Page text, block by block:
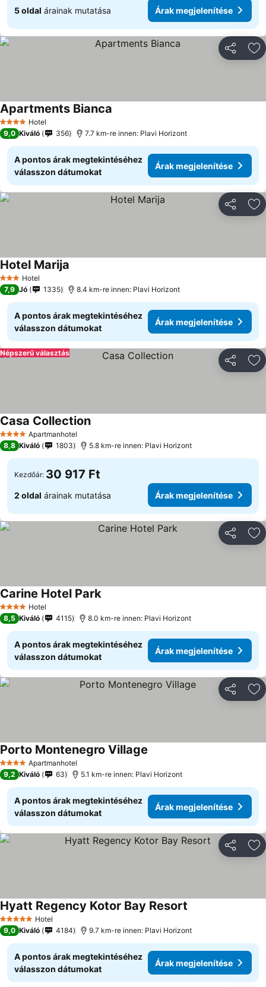
5 oldal árainak mutatása Árak megjelenítése
4 KategóriaHotel
Apartments Bianca
9,0 Kiváló 356 7.7 km-re innen: Plavi Horizont
A pontos árak megtekintéséhez
válasszon dátumokat
Árak megjelenítése
3 Kategória
Hotel
Hotel Marija
7,9 Jó 1335 8.4 km-re innen: Plavi Horizont
A pontos árak megtekintéséhez
válasszon dátumokat
Árak megjelenítése
Népszerű választás
4 KategóriaApartmanhotel
Casa CollectionÁrak megjelenítése
8,8 Kiváló 1803 5.8 km-re innen: Plavi Horizont
Kezdőár: 30 917 Ft
2 oldal árainak mutatása Árak megjelenítése
4 KategóriaHotel
Carine Hotel ParkÁrak megjelenítése
8,5 Kiváló 4115 8.0 km-re innen: Plavi Horizont
A pontos árak megtekintéséhez
válasszon dátumokat
Árak megjelenítése
4 KategóriaApartmanhotel
Porto Montenegro Village
9,2 Kiváló 63 5.1 km-re innen: Plavi Horizont
A pontos árak megtekintéséhez
válasszon dátumokat
Árak megjelenítése
5 KategóriaHotel
Hyatt Regency Kotor Bay Resort
9,0 Kiváló 4184 9.7 km-re innen: Plavi Horizont
A pontos árak megtekintéséhez
válasszon dátumokat
Árak megjelenítése